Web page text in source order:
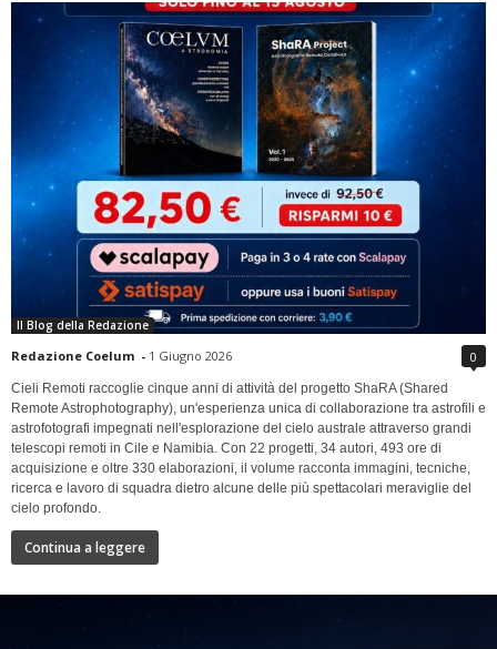
Il Blog della Redazione
Redazione Coelum - 1 Giugno 2026 0
Cieli Remoti raccoglie cinque anni di attività del progetto ShaRA (Shared
Remote Astrophotography), un'esperienza unica di collaborazione tra astrofili e
astrofotografi impegnati nell'esplorazione del cielo australe attraverso grandi
telescopi remoti in Cile e Namibia. Con 22 progetti, 34 autori, 493 ore di
acquisizione e oltre 330 elaborazioni, il volume racconta immagini, tecniche,
ricerca e lavoro di squadra dietro alcune delle più spettacolari meraviglie del
cielo profondo.
Continua a leggere